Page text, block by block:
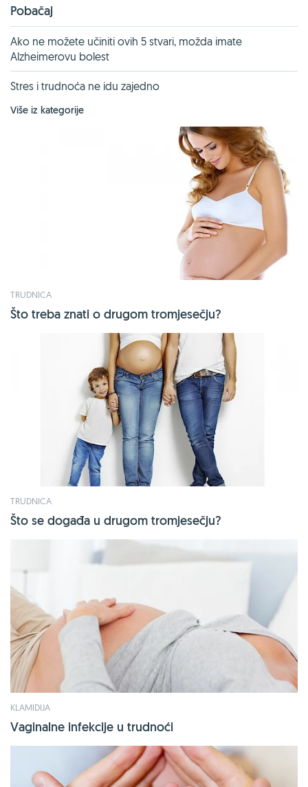
Pobačaj
Ako ne možete učiniti ovih 5 stvari, možda imate
Alzheimerovu bolest
Stres i trudnoća ne idu zajedno
Više iz kategorije
TRUDNICA
Što treba znati o drugom tromjesečju?
TRUDNICA
Što se događa u drugom tromjesečju?
KLAMIDIJA
Vaginalne infekcije u trudnoći